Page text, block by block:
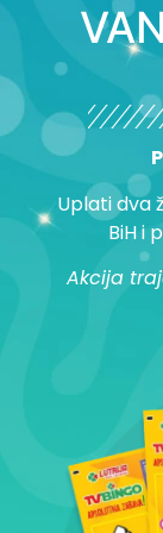
Uplati dva
BiH i
Akcija